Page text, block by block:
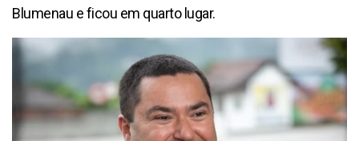
Blumenau e ficou em quarto lugar.